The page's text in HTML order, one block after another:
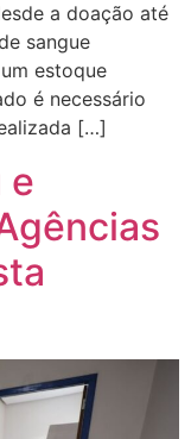
a doação até
sangue
estoque
é necessário
[…]
e